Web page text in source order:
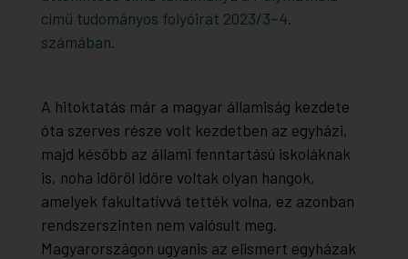
című tudományos folyóirat 2023/3–4.
számában.
A hitoktatás már a magyar államiság kezdete
óta szerves része volt kezdetben az egyházi,
majd később az állami fenntartású iskoláknak
is, noha időről időre voltak olyan hangok,
amelyek fakultatívvá tették volna, ez azonban
rendszerszinten nem valósult meg.
Magyarországon ugyanis az elismert egyházak